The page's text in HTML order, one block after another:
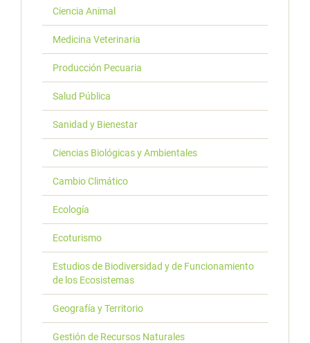
Ciencia Animal
Medicina Veterinaria
Producción Pecuaria
Salud Pública
Sanidad y Bienestar
Ciencias Biológicas y Ambientales
Cambio Climático
Ecología
Ecoturismo
Estudios de Biodiversidad y de Funcionamiento
de los Ecosistemas
Geografía y Territorio
Gestión de Recursos Naturales